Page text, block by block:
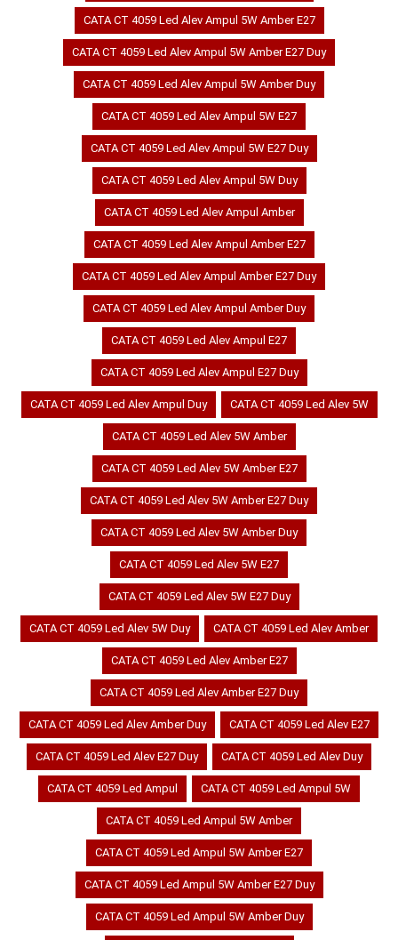
CATA CT 4059 Led Alev Ampul 5W Amber E27
CATA CT 4059 Led Alev Ampul 5W Amber E27 Duy
CATA CT 4059 Led Alev Ampul 5W Amber Duy
CATA CT 4059 Led Alev Ampul 5W E27
CATA CT 4059 Led Alev Ampul 5W E27 Duy
CATA CT 4059 Led Alev Ampul 5W Duy
CATA CT 4059 Led Alev Ampul Amber
CATA CT 4059 Led Alev Ampul Amber E27
CATA CT 4059 Led Alev Ampul Amber E27 Duy
CATA CT 4059 Led Alev Ampul Amber Duy
CATA CT 4059 Led Alev Ampul E27
CATA CT 4059 Led Alev Ampul E27 Duy
CATA CT 4059 Led Alev Ampul Duy CATA CT 4059 Led Alev 5W
CATA CT 4059 Led Alev 5W Amber
CATA CT 4059 Led Alev 5W Amber E27
CATA CT 4059 Led Alev 5W Amber E27 Duy
CATA CT 4059 Led Alev 5W Amber Duy
CATA CT 4059 Led Alev 5W E27
CATA CT 4059 Led Alev 5W E27 Duy
CATA CT 4059 Led Alev 5W Duy CATA CT 4059 Led Alev Amber
CATA CT 4059 Led Alev Amber E27
CATA CT 4059 Led Alev Amber E27 Duy
CATA CT 4059 Led Alev Amber Duy CATA CT 4059 Led Alev E27
CATA CT 4059 Led Alev E27 Duy CATA CT 4059 Led Alev Duy
CATA CT 4059 Led Ampul CATA CT 4059 Led Ampul 5W
CATA CT 4059 Led Ampul 5W Amber
CATA CT 4059 Led Ampul 5W Amber E27
CATA CT 4059 Led Ampul 5W Amber E27 Duy
CATA CT 4059 Led Ampul 5W Amber Duy